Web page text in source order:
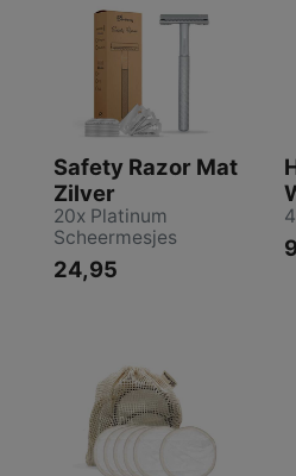
Safety Razor Mat
Zilver
20x Platinum
Scheermesjes
24,95